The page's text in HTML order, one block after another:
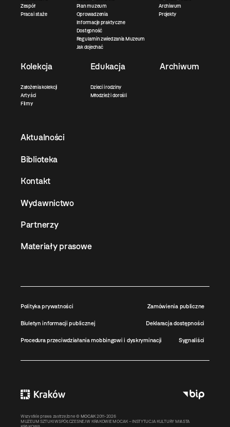
Zespół
Praca i staże
Plan muzeum
Oprowadzenia
Informacje praktyczne
Dostępność
Regulamin zwiedzania Muzeum
Jak dojechać
Archiwum
Projekty
Kolekcja
Założenia kolekcji
Artyści
Filmy
Edukacja
Dzieci i rodziny
Młodzież i dorośli
Archiwum
Aktualności
Biblioteka
Kontakt
Wydawnictwo
Partnerzy
Materiały prasowe
Polityka prywatności Zamówienia publiczne
Biuletyn informacji publicznej Deklaracja dostępności
Procedura przeciwdziałania mobbingowi i dyskryminacji Sygnaliści
Wszystkie prawa zastrzeżone © MOCAK 2011-2026
MUZEUM SZTUKI WSPÓŁCZESNEJ W KRAKOWIE MOCAK – INSTYTUCJA KULTURY MIASTA